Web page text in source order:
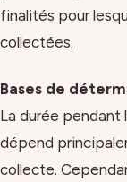
finalités pour
collectées.
Bases de
La durée pendant
dépend
collecte.